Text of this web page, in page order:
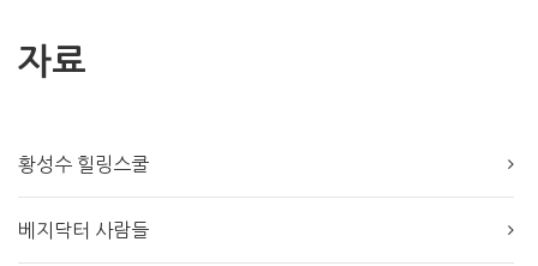
자료
황성수 힐링스쿨
베지닥터 사람들